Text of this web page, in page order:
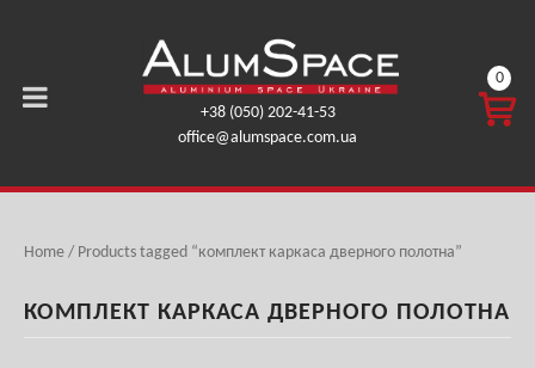
+38 (050) 202-41-53
office@alumspace.com.ua
КОРЗ
ГРН.
0
Home / Products tagged “комплект каркаса дверного полотна”
КОМПЛЕКТ КАРКАСА ДВЕРНОГО ПОЛОТНА